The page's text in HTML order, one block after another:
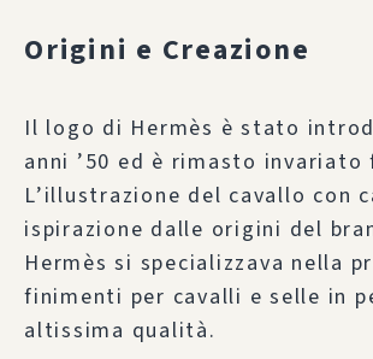
Origini e Creazione
Il logo di Hermès è stato
anni ’50 ed è rimasto invariato
L’illustrazione del cavallo con
ispirazione dalle origini del
Hermès si specializzava nella
finimenti per cavalli e selle in
altissima qualità.